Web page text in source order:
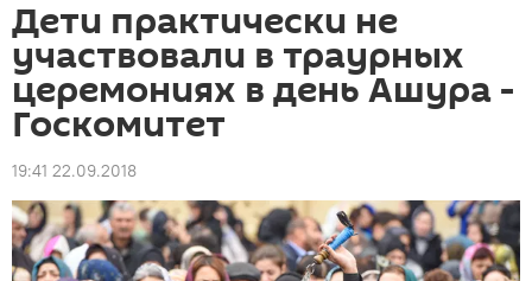
Дети практически не
участвовали в траурных
церемониях в день Ашура -
Госкомитет
19:41 22.09.2018